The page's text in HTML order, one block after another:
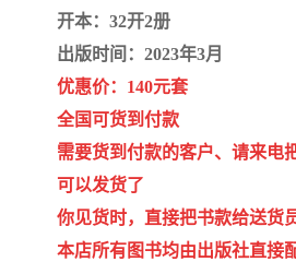
开本：32开2册
出版时间：2023年3月
优惠价：140元套
全国可货到付款
需要货到付款的客户、请来电
可以发货了
你见货时，直接把书款给送货
本店所有图书均由出版社直接
陕西建设工程消耗量定额
贵州水利水电定额
青海省建筑工程消耗量定
20kv及以下配电网工程定
验
广西建筑安装工程预算定 内